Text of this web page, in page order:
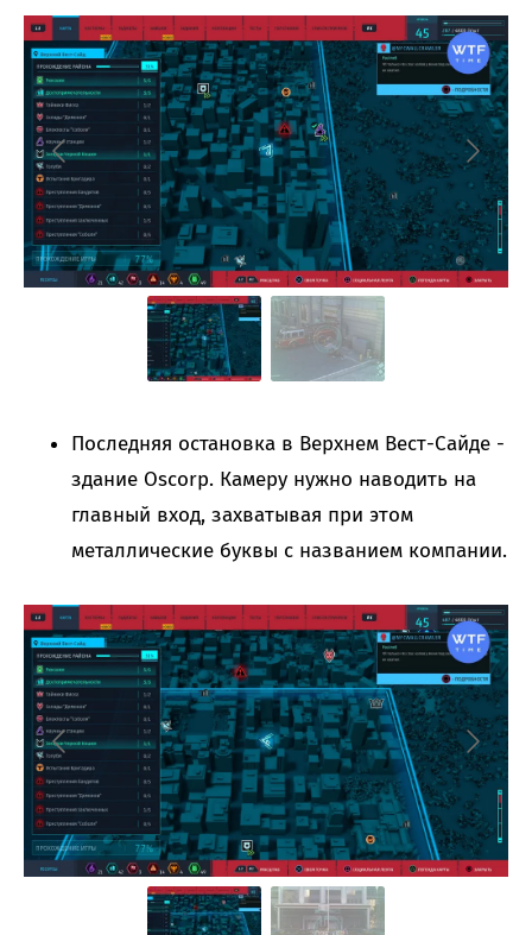
Последняя остановка в Верхнем Вест-Сайде -
здание Oscorp. Камеру нужно наводить на
главный вход, захватывая при этом
металлические буквы с названием компании.